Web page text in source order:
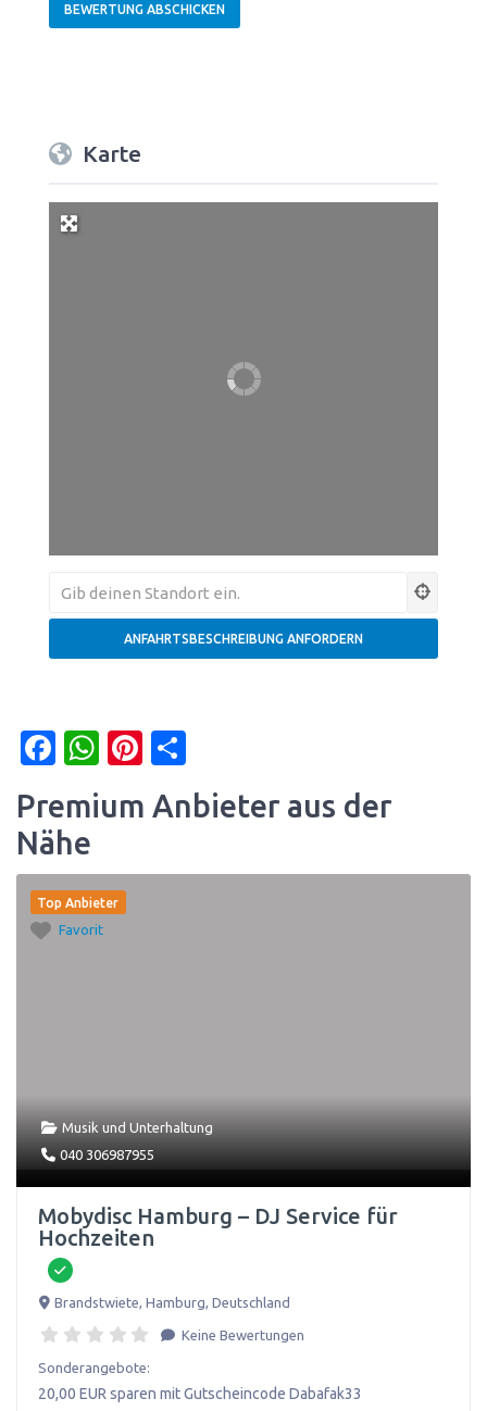
Karte
Facebook
WhatsApp
Pinterest
Premium Anbieter aus der
Nähe
Top Anbieter
Favorit
Musik und Unterhaltung
040 306987955
Mobydisc Hamburg – DJ Service für
Hochzeiten
Brandstwiete, Hamburg, Deutschland
Keine Bewertungen
Sonderangebote:
20,00 EUR sparen mit Gutscheincode Dabafak33